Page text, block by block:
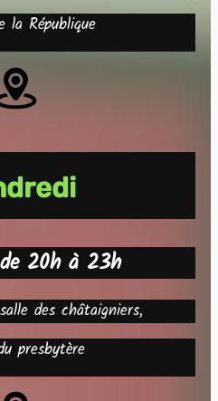
la République
20h à 23h
des châtaigniers,
presbytère